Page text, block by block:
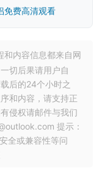
免费高清观看
和内容信息都来自网
切后果请用户自
后的24个小时之
和内容，请支持正
侵权请邮件与我们
提示：
全或兼容性等问